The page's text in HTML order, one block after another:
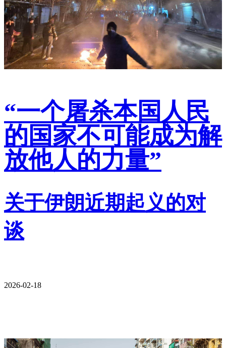
“一个屠杀本国人民
的国家不可能成为解
放他人的力量”
关于伊朗近期起义的对
谈
2026-02-18